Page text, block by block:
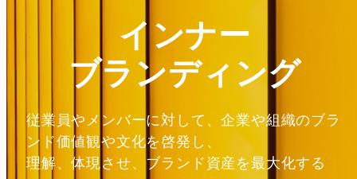
インナー
ブランディング
従業員やメンバーに対して、企業や組織のブラ
ンド価値観や文化を啓発し、
理解、体現させ、ブランド資産を最大化する